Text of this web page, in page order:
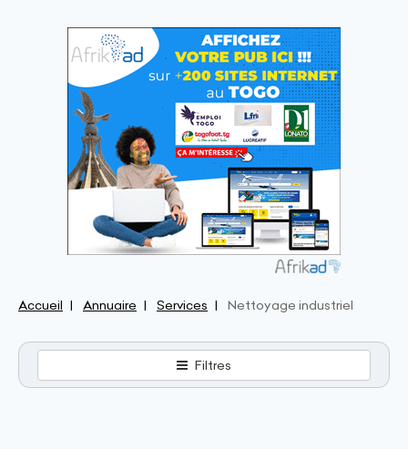
Accueil Annuaire Services Nettoyage industriel
Filtres